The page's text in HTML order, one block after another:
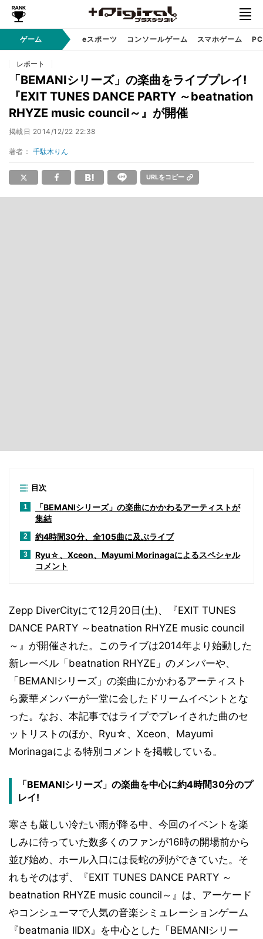
ゲーム eスポーツ コンソールゲーム スマホゲーム
レポート
「BEMANIシリーズ」の楽曲をライブプレイ!
『EXIT TUNES DANCE PARTY ～beatnation
RHYZE music council～』が開催
掲載日 2014/12/22 22:38
著者： 千駄木りん
URLをコピー
目次
1
「BEMANIシリーズ」の楽曲にかかわるアーティストが
集結
2 約4時間30分、全105曲に及ぶライブ
3
Ryu☆、Xceon、Mayumi Morinagaによるスペシャル
コメント
Zepp DiverCityにて12月20日(土)、『EXIT TUNES
DANCE PARTY ～beatnation RHYZE music council
～』が開催された。このライブは2014年より始動した
新レーベル「beatnation RHYZE」のメンバーや、
「BEMANIシリーズ」の楽曲にかかわるアーティスト
ら豪華メンバーが一堂に会したドリームイベントとな
った。なお、本記事ではライブでプレイされた曲のセ
ットリストのほか、Ryu☆、Xceon、Mayumi
Morinagaによる特別コメントを掲載している。
「BEMANIシリーズ」の楽曲を中心に約4時間30分のプ
レイ!
寒さも厳しい冷たい雨が降る中、今回のイベントを楽
しみに待っていた数多くのファンが16時の開場前から
並び始め、ホール入口には長蛇の列ができていた。そ
れもそのはず、『EXIT TUNES DANCE PARTY ～
beatnation RHYZE music council～』は、アーケード
やコンシューマで人気の音楽シミュレーションゲーム
『beatmania IIDX』を中心とした「BEMANIシリー